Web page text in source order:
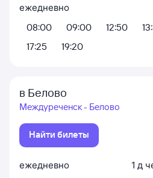
ежедневно
08:00
09:00 12:50
17:25
19:20
в Белово
Междуреченск - Белово
Найти билеты
ежедневно
1 д